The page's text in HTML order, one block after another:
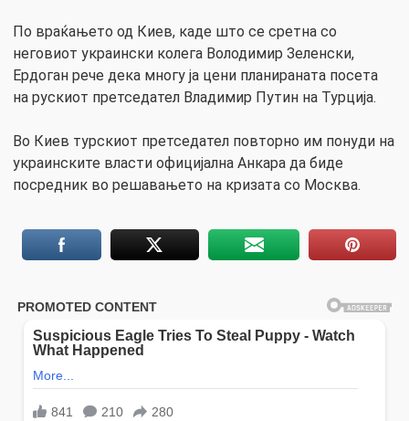
По враќањето од Киев, каде што се сретна со
неговиот украински колега Володимир Зеленски,
Ердоган рече дека многу ја цени планираната посета
на рускиот претседател Владимир Путин на Турција.
Во Киев турскиот претседател повторно им понуди на
украинските власти официјална Анкара да биде
посредник во решавањето на кризата со Москва.